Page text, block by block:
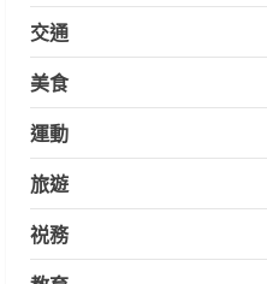
交通
美食
運動
旅遊
祱務